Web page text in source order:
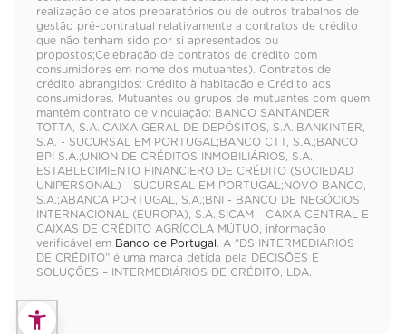
realização de atos preparatórios ou de outros trabalhos de
gestão pré-contratual relativamente a contratos de crédito
que não tenham sido por si apresentados ou
propostos;Celebração de contratos de crédito com
consumidores em nome dos mutuantes). Contratos de
crédito abrangidos: Crédito à habitação e Crédito aos
consumidores. Mutuantes ou grupos de mutuantes com quem
mantém contrato de vinculação: BANCO SANTANDER
TOTTA, S.A.;CAIXA GERAL DE DEPÓSITOS, S.A.;BANKINTER,
S.A. - SUCURSAL EM PORTUGAL;BANCO CTT, S.A.;BANCO
BPI S.A.;UNION DE CRÉDITOS INMOBILIÁRIOS, S.A.,
ESTABLECIMIENTO FINANCIERO DE CRÉDITO (SOCIEDAD
UNIPERSONAL) - SUCURSAL EM PORTUGAL;NOVO BANCO,
S.A.;ABANCA PORTUGAL, S.A.;BNI - BANCO DE NEGÓCIOS
INTERNACIONAL (EUROPA), S.A.;SICAM - CAIXA CENTRAL E
CAIXAS DE CRÉDITO AGRÍCOLA MÚTUO, informação
verificável em Banco de Portugal. A “DS INTERMEDIÁRIOS
DE CRÉDITO” é uma marca detida pela DECISÕES E
SOLUÇÕES – INTERMEDIÁRIOS DE CRÉDITO, LDA.